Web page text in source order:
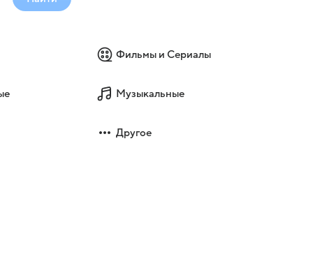
Фильмы и Сериалы
Музыкальные
Другое